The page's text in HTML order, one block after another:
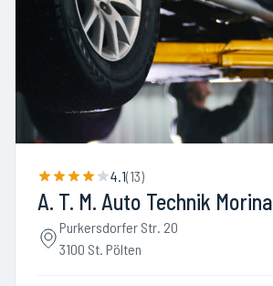
4.1(13)
A. T. M. Auto Technik Morina
Purkersdorfer Str. 20
3100 St. Pölten